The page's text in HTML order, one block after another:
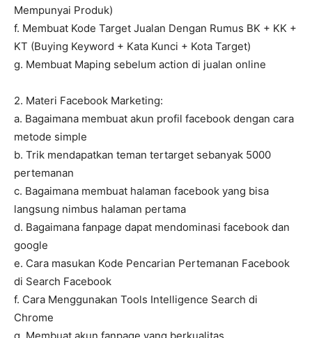
Mempunyai Produk)
f. Membuat Kode Target Jualan Dengan Rumus BK + KK +
KT (Buying Keyword + Kata Kunci + Kota Target)
g. Membuat Maping sebelum action di jualan online
2. Materi Facebook Marketing:
a. Bagaimana membuat akun profil facebook dengan cara
metode simple
b. Trik mendapatkan teman tertarget sebanyak 5000
pertemanan
c. Bagaimana membuat halaman facebook yang bisa
langsung nimbus halaman pertama
d. Bagaimana fanpage dapat mendominasi facebook dan
google
e. Cara masukan Kode Pencarian Pertemanan Facebook
di Search Facebook
f. Cara Menggunakan Tools Intelligence Search di
Chrome